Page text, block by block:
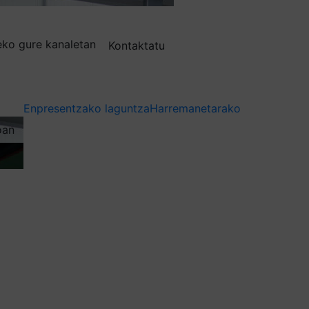
gure kanaletan
Kontaktatu
Enpresentzako laguntzaHarremanetarako